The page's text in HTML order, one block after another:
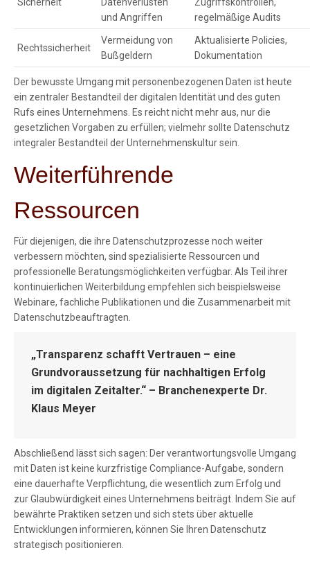
und Angriffen
regelmäßige Audits
Rechtssicherheit
Vermeidung von
Bußgeldern
Aktualisierte Policies,
Dokumentation
Der bewusste Umgang mit personenbezogenen Daten ist heute
ein zentraler Bestandteil der digitalen Identität und des guten
Rufs eines Unternehmens. Es reicht nicht mehr aus, nur die
gesetzlichen Vorgaben zu erfüllen; vielmehr sollte Datenschutz
integraler Bestandteil der Unternehmenskultur sein.
Weiterführende
Ressourcen
Für diejenigen, die ihre Datenschutzprozesse noch weiter
verbessern möchten, sind spezialisierte Ressourcen und
professionelle Beratungsmöglichkeiten verfügbar. Als Teil ihrer
kontinuierlichen Weiterbildung empfehlen sich beispielsweise
Webinare, fachliche Publikationen und die Zusammenarbeit mit
Datenschutzbeauftragten.
„Transparenz schafft Vertrauen – eine
Grundvoraussetzung für nachhaltigen Erfolg
im digitalen Zeitalter.“ – Branchenexperte Dr.
Klaus Meyer
Abschließend lässt sich sagen: Der verantwortungsvolle Umgang
mit Daten ist keine kurzfristige Compliance-Aufgabe, sondern
eine dauerhafte Verpflichtung, die wesentlich zum Erfolg und
zur Glaubwürdigkeit eines Unternehmens beiträgt. Indem Sie auf
bewährte Praktiken setzen und sich stets über aktuelle
Entwicklungen informieren, können Sie Ihren Datenschutz
strategisch positionieren.